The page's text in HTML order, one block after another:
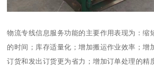
物流专线信息服务功能的主要作用表现为：缩
的时间；库存适量化；增加搬运作业效率；增
订货和发出订货更为省力；增加订单处理的精